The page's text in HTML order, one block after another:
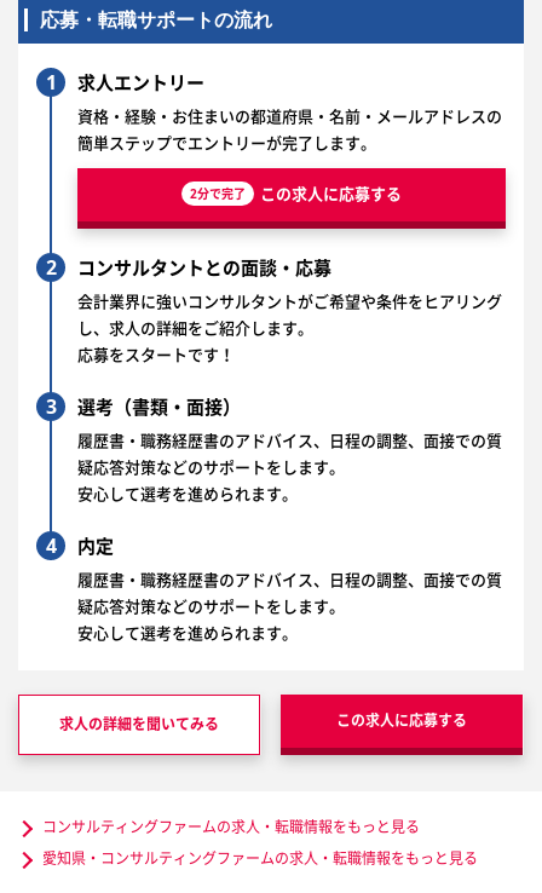
応募・転職サポートの流れ
1 求人エントリー
資格・経験・お住まいの都道府県・名前・メールアドレスの
簡単ステップでエントリーが完了します。
2分で完了 この求人に応募する
2 コンサルタントとの面談・応募
会計業界に強いコンサルタントがご希望や条件をヒアリング
し、求人の詳細をご紹介します。
応募をスタートです！
3 選考（書類・面接）
履歴書・職務経歴書のアドバイス、日程の調整、面接での質
疑応答対策などのサポートをします。
安心して選考を進められます。
4 内定
履歴書・職務経歴書のアドバイス、日程の調整、面接での質
疑応答対策などのサポートをします。
安心して選考を進められます。
求人の詳細を聞いてみる この求人に応募する
コンサルティングファームの求人・転職情報をもっと見る
愛知県・コンサルティングファームの求人・転職情報をもっと見る